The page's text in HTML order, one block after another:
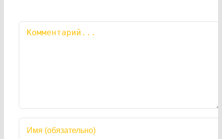
Комментарий